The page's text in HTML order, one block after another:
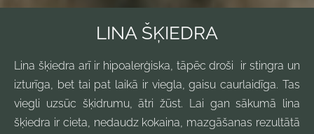
LINA ŠĶIEDRA
Lina šķiedra arī ir hipoalerģiska, tāpēc droši ir stingra un
izturīga, bet tai pat laikā ir viegla, gaisu caurlaidīga. Tas
viegli uzsūc šķidrumu, ātri žūst. Lai gan sākumā lina
šķiedra ir cieta, nedaudz kokaina, mazgāšanas rezultātā